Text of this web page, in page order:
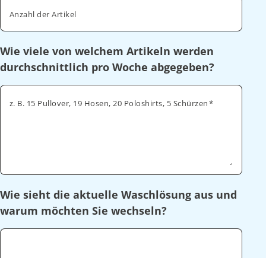
Anzahl der Artikel
Wie viele von welchem Artikeln werden
durchschnittlich pro Woche abgegeben?
z. B. 15 Pullover, 19 Hosen, 20 Poloshirts, 5 Schürzen
Wie sieht die aktuelle Waschlösung aus und
warum möchten Sie wechseln?